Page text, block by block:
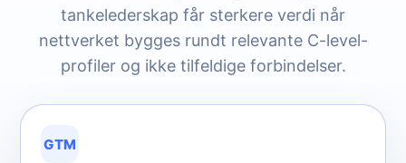
tankelederskap får sterkere verdi når
nettverket bygges rundt relevante C-level-
profiler og ikke tilfeldige forbindelser.
GTM